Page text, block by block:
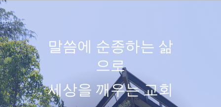
말씀에 순종하는 삶
으로
세상을 깨우는 교회